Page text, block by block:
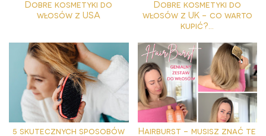
Dobre kosmetyki do
włosów z USA
Dobre kosmetyki do
włosów z UK - co warto
kupić?...
5 skutecznych sposobów
Hairburst - musisz znać te